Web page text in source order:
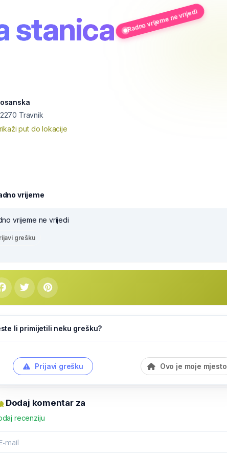
stanica Radno vrijeme ne vrijedi
Travnik
put do lokacije
vrijeme
vrijeme ne vrijedi
grešku
li primijetili neku grešku?
Prijavi grešku Ovo je moje mjesto
Dodaj komentar za
recenziju